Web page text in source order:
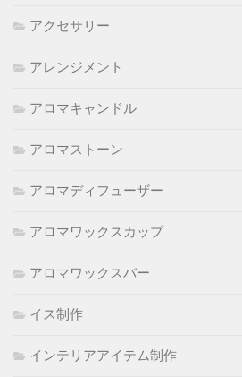
アクセサリー
アレンジメント
アロマキャンドル
アロマストーン
アロマディフューザー
アロマワックスカップ
アロマワックスバー
イス制作
インテリアアイテム制作